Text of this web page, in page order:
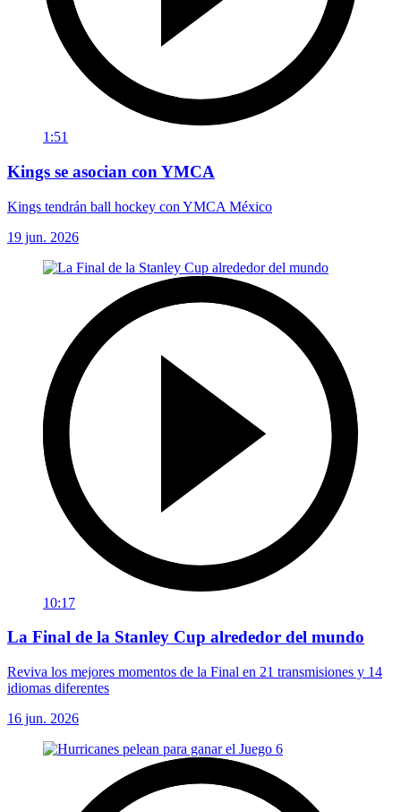
1:51
Kings se asocian con YMCA
Kings tendrán ball hockey con YMCA México
19 jun. 2026
10:17
La Final de la Stanley Cup alrededor del mundo
Reviva los mejores momentos de la Final en 21 transmisiones y 14
idiomas diferentes
16 jun. 2026